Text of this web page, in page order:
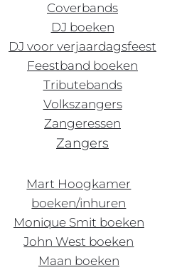
Coverbands
DJ boeken
DJ voor verjaardagsfeest
Feestband boeken
Tributebands
Volkszangers
Zangeressen
Zangers
Mart Hoogkamer
boeken/inhuren
Monique Smit boeken
John West boeken
Maan boeken